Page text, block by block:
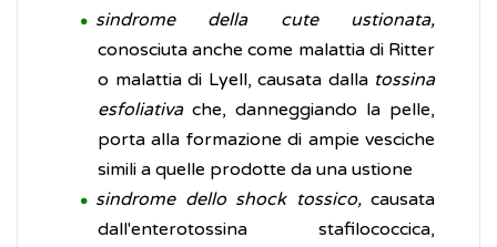
sindrome della cute ustionata,
conosciuta anche come malattia di Ritter
o malattia di Lyell, causata dalla tossina
esfoliativache, danneggiando la pelle,
porta alla formazione di ampie vesciche
simili a quelle prodotte da una ustione
sindrome dello shock tossico, causata
dall'enterotossina stafilococcica,